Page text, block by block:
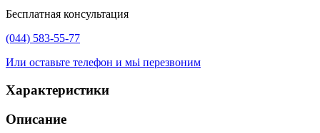
Бесплатная консультация
(044) 583-55-77
Или оставьте телефон и мьі перезвоним
Характеристики
Описание